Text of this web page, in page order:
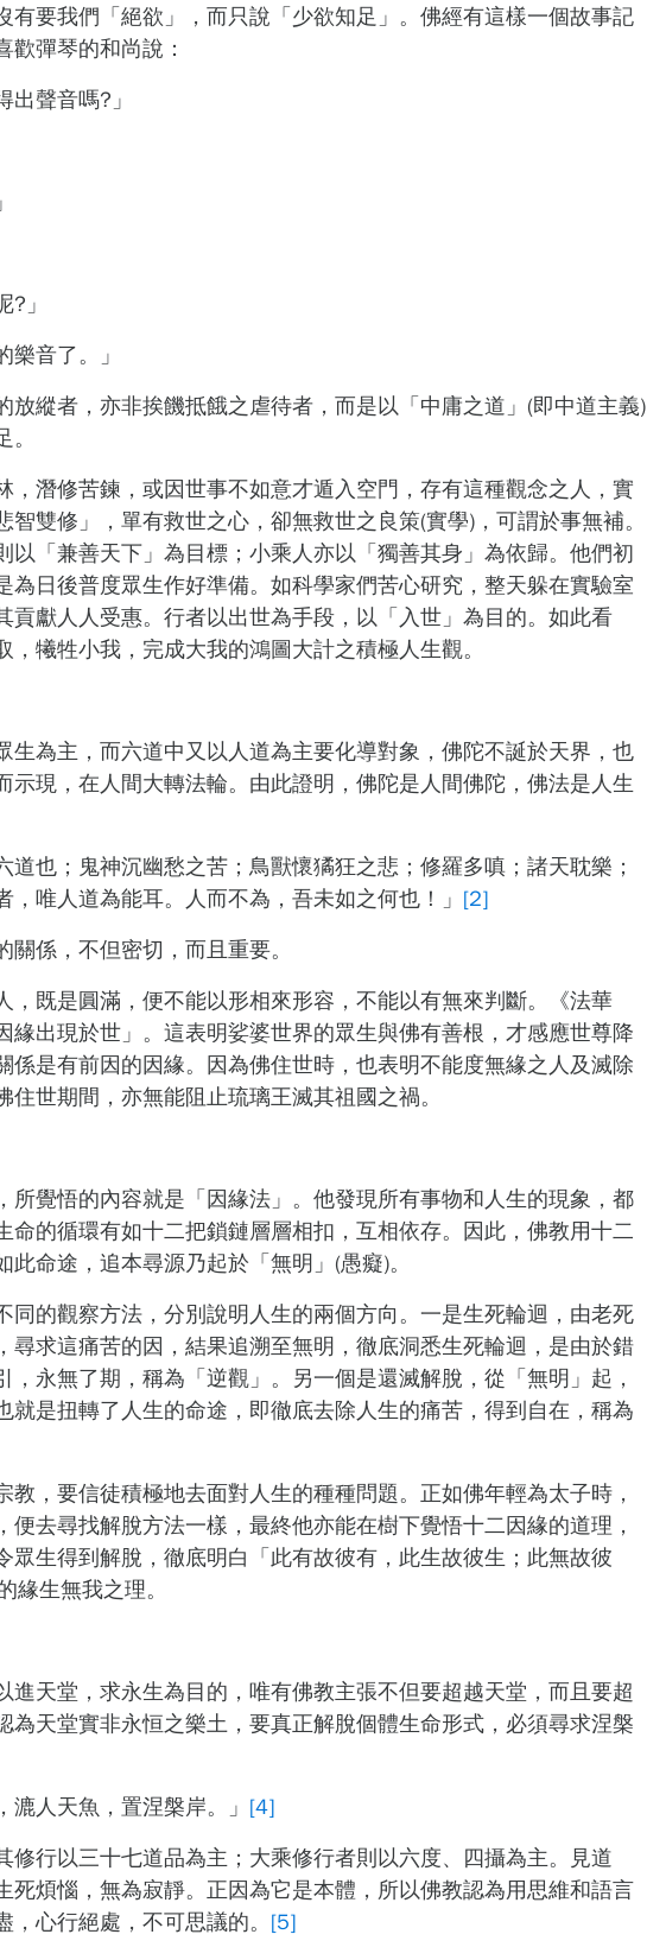
有要我們「絕欲」，而只說「少欲知足」。佛經有這樣一個故事記
歡彈琴的和尚說：
出聲音嗎? 」
? 」
樂音了。」
放縱者，亦非挨饑抵餓之虐待者，而是以「中庸之道」(即中道主義)
，潛修苦鍊，或因世事不如意才遁入空門，存有這種觀念之人，實
智雙修」，單有救世之心，卻無救世之良策(實學)，可謂於事無補。
以「兼善天下」為目標；小乘人亦以「獨善其身」為依歸。他們初
為日後普度眾生作好準備。如科學家們苦心研究，整天躲在實驗室
貢獻人人受惠。行者以出世為手段，以「入世」為目的。如此看
，犧牲小我，完成大我的鴻圖大計之積極人生觀。
生為主，而六道中又以人道為主要化導對象，佛陀不誕於天界，也
示現，在人間大轉法輪。由此證明，佛陀是人間佛陀，佛法是人生
道也；鬼神沉幽愁之苦；鳥獸懷獝狂之悲；修羅多嗔；諸天耽樂；
，唯人道為能耳。人而不為，吾未如之何也！」 [2]
係，不但密切，而且重要。
，既是圓滿，便不能以形相來形容，不能以有無來判斷。《法華
緣出現於世」。這表明娑婆世界的眾生與佛有善根，才感應世尊降
係是有前因的因緣。因為佛住世時，也表明不能度無緣之人及滅除
住世期間，亦無能阻止琉璃王滅其祖國之禍。
所覺悟的內容就是「因緣法」。他發現所有事物和人生的現象，都
命的循環有如十二把鎖鏈層層相扣，互相依存。因此，佛教用十二
此命途，追本尋源乃起於「無明」(愚癡)。
同的觀察方法，分別說明人生的兩個方向。一是生死輪迴，由老死
尋求這痛苦的因，結果追溯至無明，徹底洞悉生死輪迴，是由於錯
，永無了期，稱為「逆觀」。另一個是還滅解脫，從「無明」起，
就是扭轉了人生的命途，即徹底去除人生的痛苦，得到自在，稱為
教，要信徒積極地去面對人生的種種問題。正如佛年輕為太子時，
便去尋找解脫方法一樣，最終他亦能在樹下覺悟十二因緣的道理，
眾生得到解脫，徹底明白「此有故彼有，此生故彼生；此無故彼
緣生無我之理。
進天堂，求永生為目的，唯有佛教主張不但要超越天堂，而且要超
為天堂實非永恒之樂土，要真正解脫個體生命形式，必須尋求涅槃
漉人天魚，置涅槃岸。」 [4]
修行以三十七道品為主；大乘修行者則以六度、四攝為主。見道
死煩惱，無為寂靜。正因為它是本體，所以佛教認為用思維和語言
心行絕處，不可思議的。 [5]